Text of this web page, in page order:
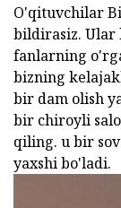
O'qituvchilar
bildirasiz. Ular
fanlarning
bizning
bir dam olish
bir chiroyli
qiling. u bir
yaxshi bo'ladi.